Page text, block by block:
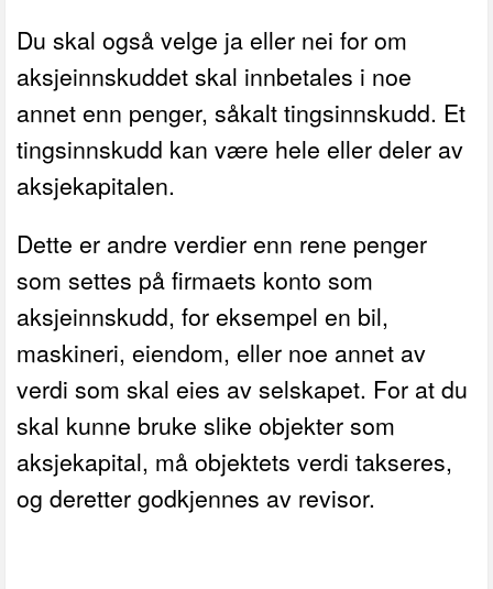
Du skal også velge ja eller nei for om
aksjeinnskuddet skal innbetales i noe
annet enn penger, såkalt tingsinnskudd. Et
tingsinnskudd kan være hele eller deler av
aksjekapitalen.
Dette er andre verdier enn rene penger
som settes på firmaets konto som
aksjeinnskudd, for eksempel en bil,
maskineri, eiendom, eller noe annet av
verdi som skal eies av selskapet. For at du
skal kunne bruke slike objekter som
aksjekapital, må objektets verdi takseres,
og deretter godkjennes av revisor.